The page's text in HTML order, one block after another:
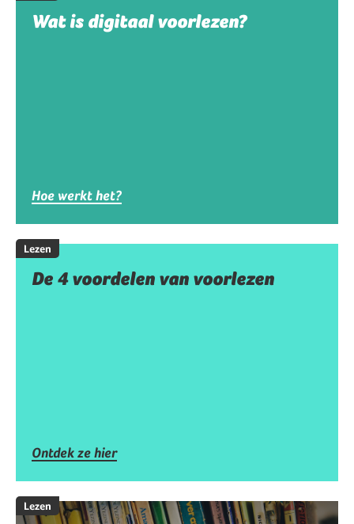
Wat is digitaal voorlezen?
Hoe werkt het?
Lezen
De 4 voordelen van voorlezen
Ontdek ze hier
Lezen